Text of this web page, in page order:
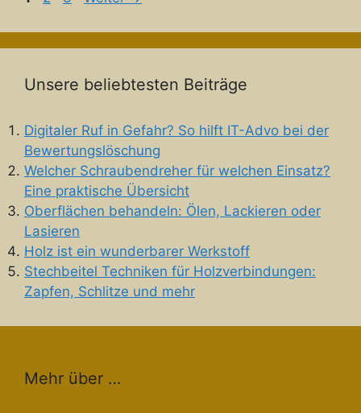
Unsere beliebtesten Beiträge
Digitaler Ruf in Gefahr? So hilft IT-Advo bei der
Bewertungslöschung
Welcher Schraubendreher für welchen Einsatz?
Eine praktische Übersicht
Oberflächen behandeln: Ölen, Lackieren oder
Lasieren
Holz ist ein wunderbarer Werkstoff
Stechbeitel Techniken für Holzverbindungen:
Zapfen, Schlitze und mehr
Mehr über …